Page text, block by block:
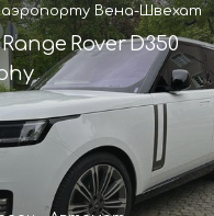
Вена-Швехат
Rover D350